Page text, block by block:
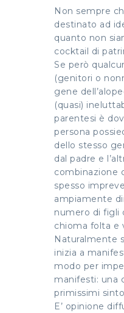
Non sempre
destinato ad
quanto non
cocktail di
Se però
(genitori o
gene
(quasi)
parentesi è
persona
dello stesso
dal padre e
combinazione
spesso
ampiamente
numero di figli
chioma folta e
Naturalmente
inizia a
modo per
manifesti: una
primissimi
E’ opinione